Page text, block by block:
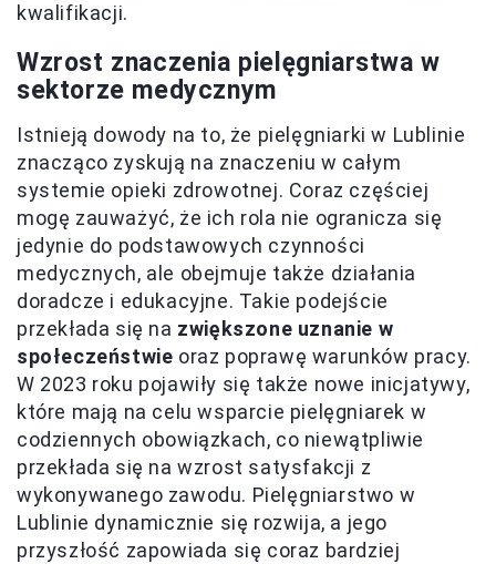
kwalifikacji.
Wzrost znaczenia pielęgniarstwa w
sektorze medycznym
Istnieją dowody na to, że pielęgniarki w Lublinie
znacząco zyskują na znaczeniu w całym
systemie opieki zdrowotnej. Coraz częściej
mogę zauważyć, że ich rola nie ogranicza się
jedynie do podstawowych czynności
medycznych, ale obejmuje także działania
doradcze i edukacyjne. Takie podejście
przekłada się na zwiększone uznanie w
społeczeństwie oraz poprawę warunków pracy.
W 2023 roku pojawiły się także nowe inicjatywy,
które mają na celu wsparcie pielęgniarek w
codziennych obowiązkach, co niewątpliwie
przekłada się na wzrost satysfakcji z
wykonywanego zawodu. Pielęgniarstwo w
Lublinie dynamicznie się rozwija, a jego
przyszłość zapowiada się coraz bardziej